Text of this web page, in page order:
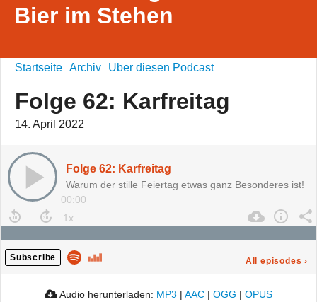
Bier im Stehen
Startseite Archiv Über diesen Podcast
Folge 62: Karfreitag
14. April 2022
Folge 62: Karfreitag
Warum der stille Feiertag etwas ganz Besonderes ist!
00:00
Subscribe All episodes ›
Audio herunterladen: MP3 | AAC | OGG | OPUS